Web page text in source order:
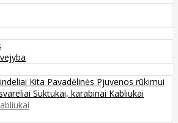
Kita Pavadėlinės Pjuvenos rūkimui
Suktukai, karabinai Kabliukai